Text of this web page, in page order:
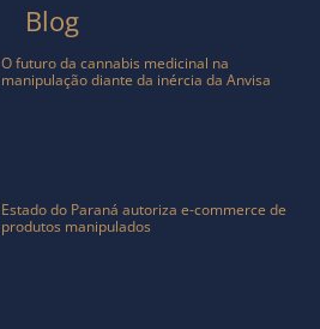
Blog
O futuro da cannabis medicinal na
manipulação diante da inércia da Anvisa
Estado do Paraná autoriza e-commerce de
produtos manipulados